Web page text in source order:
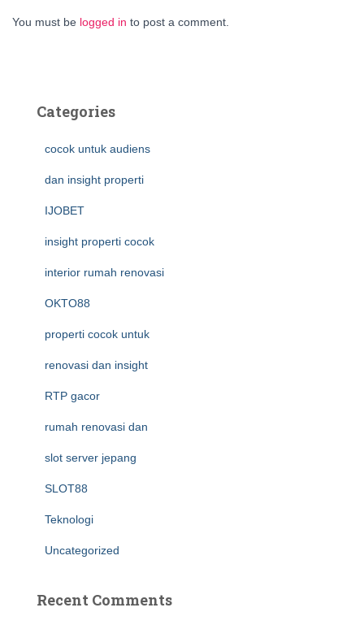
You must be logged in to post a comment.
Categories
cocok untuk audiens
dan insight properti
IJOBET
insight properti cocok
interior rumah renovasi
OKTO88
properti cocok untuk
renovasi dan insight
RTP gacor
rumah renovasi dan
slot server jepang
SLOT88
Teknologi
Uncategorized
Recent Comments